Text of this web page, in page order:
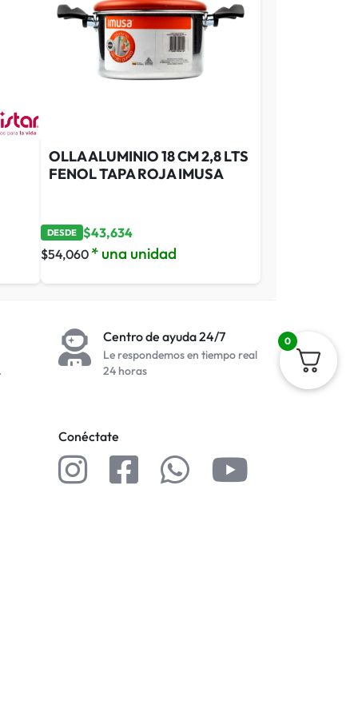
OLLA ALUMINIO 18 CM 2,8 LTS
FENOL TAPA ROJA IMUSA
DESDE $43,634
$54,060 * una unidad
Centro de ayuda 24/7
Le respondemos en tiempo real
24 horas
Conéctate
0